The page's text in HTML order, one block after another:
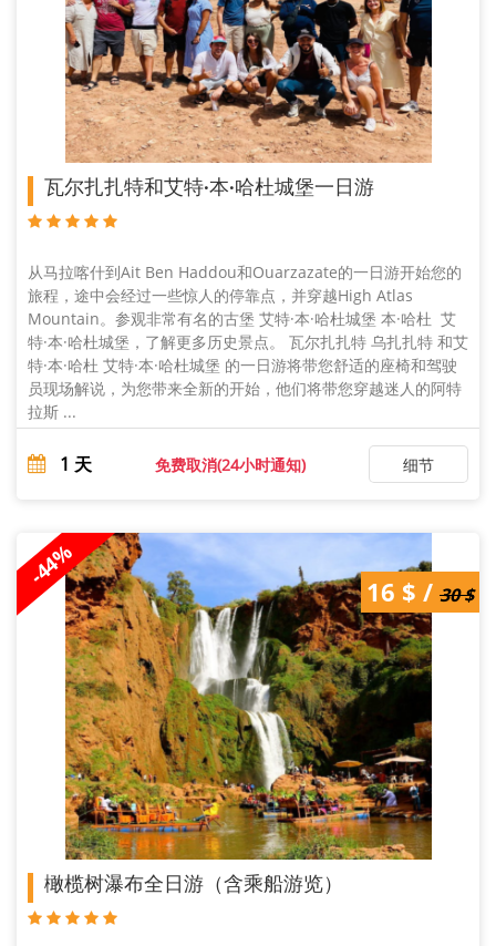
瓦尔扎扎特和艾特·本·哈杜城堡一日游
从马拉喀什到Ait Ben Haddou和Ouarzazate的一日游开始您的
旅程，途中会经过一些惊人的停靠点，并穿越High Atlas
Mountain。参观非常有名的古堡 艾特·本·哈杜城堡 本·哈杜 艾
特·本·哈杜城堡，了解更多历史景点。 瓦尔扎扎特 乌扎扎特 和艾
特·本·哈杜 艾特·本·哈杜城堡 的一日游将带您舒适的座椅和驾驶
员现场解说，为您带来全新的开始，他们将带您穿越迷人的阿特
拉斯 ...
1 天 免费取消(24小时通知) 细节
-44%
30 $ / 16 $
16 $ / 30 $
橄榄树瀑布全日游（含乘船游览）